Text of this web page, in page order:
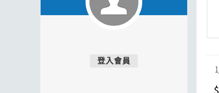
登入會員